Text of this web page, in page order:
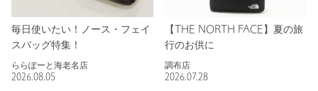
毎日使いたい！ノース・フェイ
スバッグ特集！
ららぽーと海老名店
2026.08.05
【THE NORTH FACE】夏の旅
行のお供に
調布店
2026.07.28